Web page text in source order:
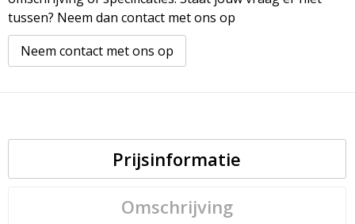
tussen? Neem dan contact met ons op
Neem contact met ons op
Prijsinformatie
Omschrijving